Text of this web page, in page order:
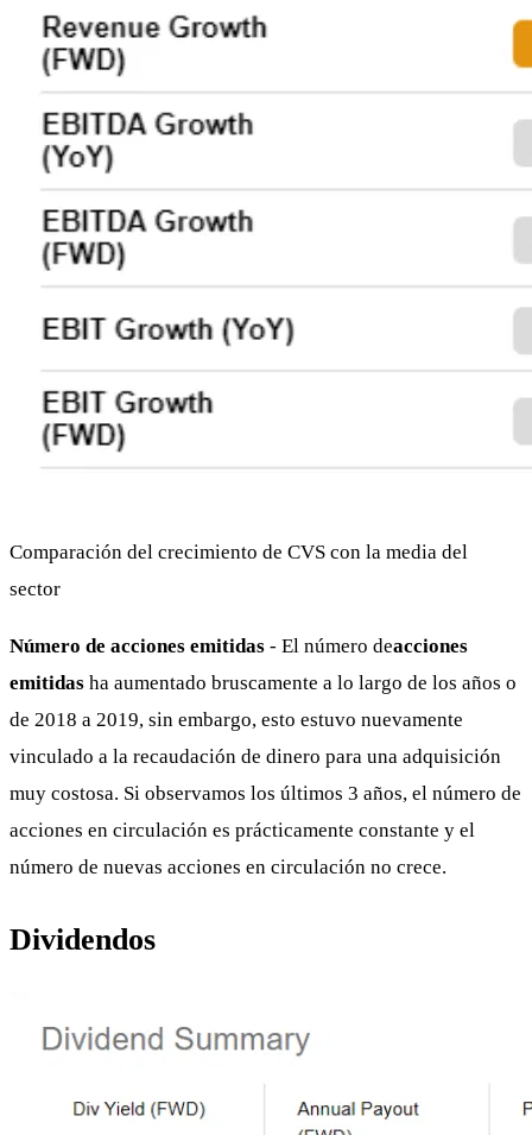
Comparación del crecimiento de CVS con la media del
sector
Número de acciones emitidas - El número deacciones
emitidas ha aumentado bruscamente a lo largo de los años o
de 2018 a 2019, sin embargo, esto estuvo nuevamente
vinculado a la recaudación de dinero para una adquisición
muy costosa. Si observamos los últimos 3 años, el número de
acciones en circulación es prácticamente constante y el
número de nuevas acciones en circulación no crece.
Dividendos